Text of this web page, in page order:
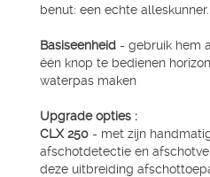
benut: een echte alleskunner.
Basiseenheid - gebruik hem
één knop te bedienen
waterpas maken
Upgrade opties :
CLX 250 - met zijn
afschotdetectie en
deze uitbreiding